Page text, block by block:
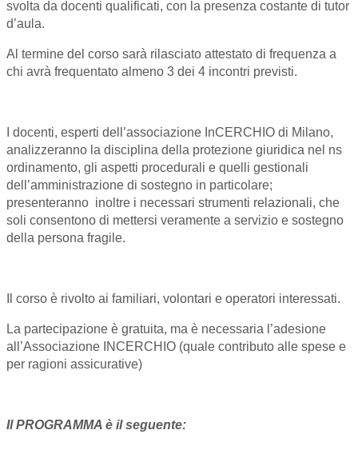
svolta da docenti qualificati, con la presenza costante di tutor
d’aula.
Al termine del corso sarà rilasciato attestato di frequenza a
chi avrà frequentato almeno 3 dei 4 incontri previsti.
I docenti, esperti dell’associazione InCERCHIO di Milano,
analizzeranno la disciplina della protezione giuridica nel ns
ordinamento, gli aspetti procedurali e quelli gestionali
dell’amministrazione di sostegno in particolare;
presenteranno inoltre i necessari strumenti relazionali, che
soli consentono di mettersi veramente a servizio e sostegno
della persona fragile.
Il corso è rivolto ai familiari, volontari e operatori interessati.
La partecipazione è gratuita, ma è necessaria l’adesione
all’Associazione INCERCHIO (quale contributo alle spese e
per ragioni assicurative)
Il PROGRAMMA è il seguente: